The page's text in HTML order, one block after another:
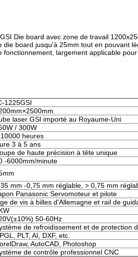
Die board avec zone de travail
die board jusqu'à 25mm tout en pouvant
largement applicable
1225GSI
laser GSI importé au Royaume-Uni
/ 300W
heures
3 à 5 ans
de haute précision à tête unique
-6000mm/minute
mm -0,75 mm réglable, > 0,75 mm
Panasonic Servomoteur et pilote
de vis à billes d'Allemagne et rail de
50-60Hz
de refroidissement et de protection
PLT, AI, DXF, etc.
AutoCAD, Photoshop
de contrôle professionnel CNC